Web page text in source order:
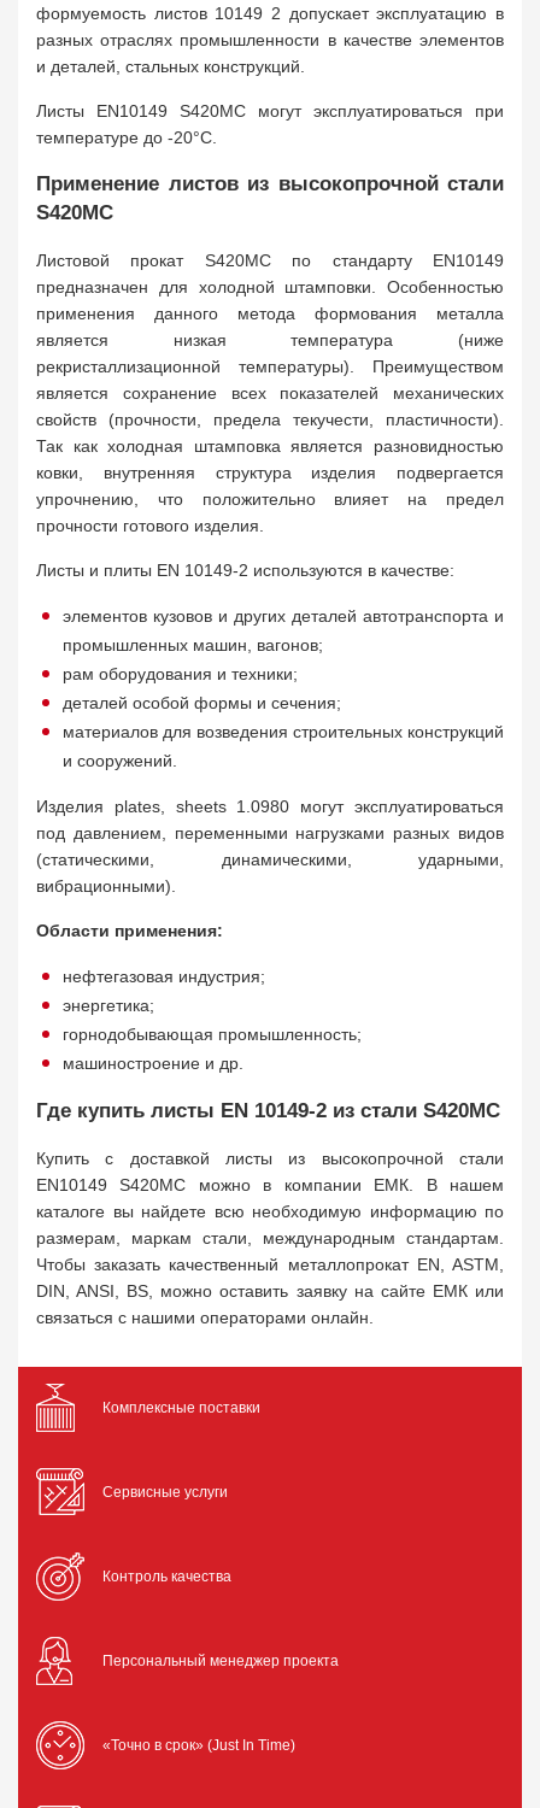
формуемость листов 10149 2 допускает эксплуатацию в
разных отраслях промышленности в качестве элементов
и деталей, стальных конструкций.
Листы EN10149 S420MC могут эксплуатироваться при
температуре до -20°C.
Применение листов из высокопрочной стали
S420MC
Листовой прокат S420MC по стандарту EN10149
предназначен для холодной штамповки. Особенностью
применения данного метода формования металла
является низкая температура (ниже
рекристаллизационной температуры). Преимуществом
является сохранение всех показателей механических
свойств (прочности, предела текучести, пластичности).
Так как холодная штамповка является разновидностью
ковки, внутренняя структура изделия подвергается
упрочнению, что положительно влияет на предел
прочности готового изделия.
Листы и плиты EN 10149-2 используются в качестве:
элементов кузовов и других деталей автотранспорта и
промышленных машин, вагонов;
рам оборудования и техники;
деталей особой формы и сечения;
материалов для возведения строительных конструкций
и сооружений.
Изделия plates, sheets 1.0980 могут эксплуатироваться
под давлением, переменными нагрузками разных видов
(статическими, динамическими, ударными,
вибрационными).
Области применения:
нефтегазовая индустрия;
энергетика;
горнодобывающая промышленность;
машиностроение и др.
Где купить листы EN 10149-2 из стали S420MC
Купить с доставкой листы из высокопрочной стали
EN10149 S420MC можно в компании ЕМК. В нашем
каталоге вы найдете всю необходимую информацию по
размерам, маркам стали, международным стандартам.
Чтобы заказать качественный металлопрокат EN, ASTM,
DIN, ANSI, BS, можно оставить заявку на сайте ЕМК или
связаться с нашими операторами онлайн.
Комплексные поставки
Сервисные услуги
Контроль качества
Персональный менеджер проекта
«Точно в срок» (Just In Time)